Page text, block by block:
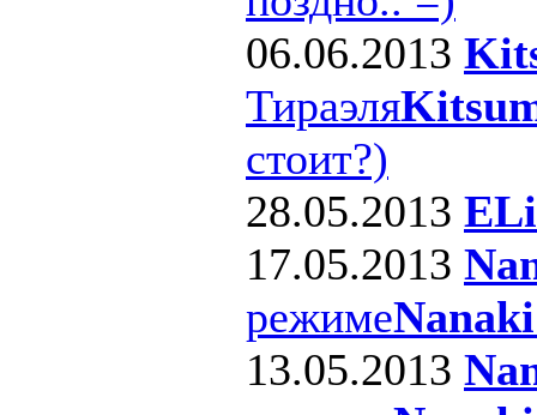
06.06.2013
Тираэля
стоит?)
28.05.2013 ELi
17.05.2013
режиме
13.05.2013